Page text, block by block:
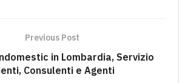
Previous Post
in Lombardia, Servizio
Consulenti e Agenti